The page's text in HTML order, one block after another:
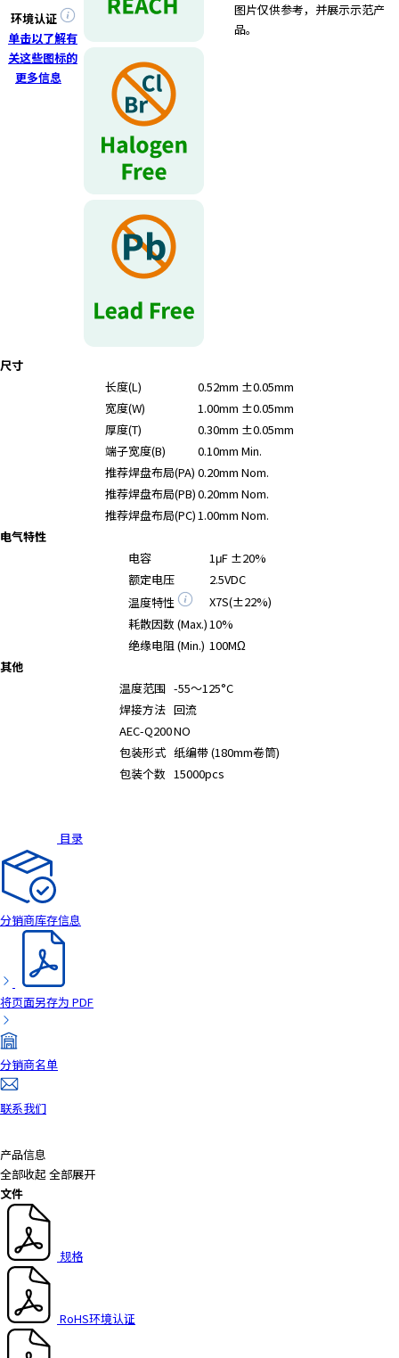
环境认证
单击以了解有
关这些图标的
更多信息
图片仅供参考，并展示示范产
品。
尺寸
长度(L)
0.52mm ±0.05mm
宽度(W)
1.00mm ±0.05mm
厚度(T)
0.30mm ±0.05mm
端子宽度(B)
0.10mm Min.
推荐焊盘布局(PA) 0.20mm Nom.
推荐焊盘布局(PB)0.20mm Nom.
推荐焊盘布局(PC)1.00mm Nom.
电气特性
电容
1μF ±20%
额定电压
2.5VDC
温度特性
X7S(±22%)
耗散因数 (Max.)10%
绝缘电阻 (Min.) 100MΩ
其他
温度范围 -55～125°C
焊接方法 回流
AEC-Q200NO
包装形式 纸编带 (180mm卷筒)
包装个数 15000pcs
目录
分销商库存信息
将页面另存为 PDF
分销商名单
联系我们
产品信息
全部收起 全部展开
文件
规格
RoHS环境认证